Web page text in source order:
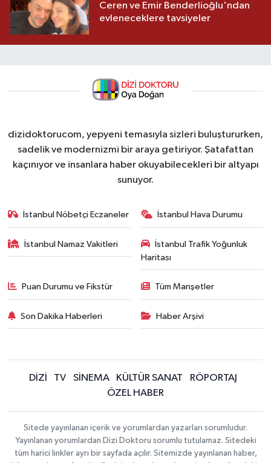
Ceren ve Emir Benderlioğlu'ndan
evleneceklere tavsiyeler
dizidoktorucom, yepyeni temasıyla sizleri buluştururken,
sadelik ve modernizmi bir araya getiriyor. Şatafattan
kaçınıyor ve insanlara haber okuyabilecekleri bir altyapı
sunuyor.
İstanbul Nöbetçi Eczaneler İstanbul Hava Durumu
İstanbul Namaz Vakitleri
İstanbul Trafik Yoğunluk
Haritası
Puan Durumu ve Fikstür Tüm Manşetler
Son Dakika Haberleri Haber Arşivi
DİZİ TV SİNEMA KÜLTÜR SANAT
RÖPORTAJ
ÖZEL HABER
Sitede yayınlanan içerik ve yorumlardan yazarları sorumludur.
Yayınlanan yorumlardan Dizi Doktoru sorumlu tutulamaz. Sitedeki
tüm harici linkler ayrı bir sayfada açılır. Sitemizde yayınlanan haber,